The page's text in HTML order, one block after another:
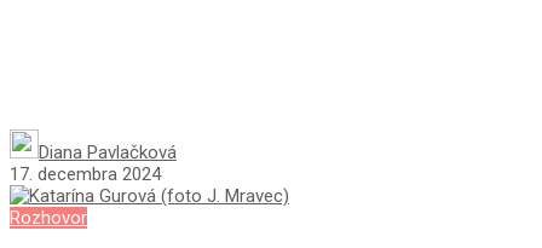
Diana Pavlačková
17. decembra 2024
Rozhovor